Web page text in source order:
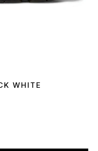
WHITE